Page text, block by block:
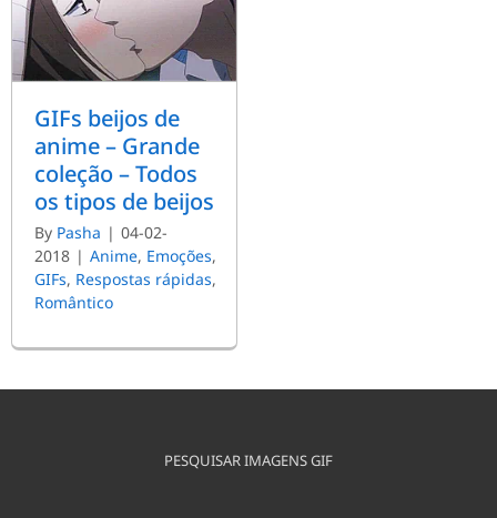
GIFs beijos de
anime – Grande
coleção – Todos
os tipos de beijos
By Pasha | 04-02-
2018 | Anime, Emoções,
GIFs, Respostas rápidas,
Romântico
PESQUISAR IMAGENS GIF